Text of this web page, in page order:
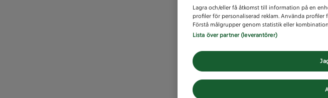
Lagra och/eller få åtkomst till information på en
profiler för personaliserad reklam. Använda profiler
Förstå målgrupper genom statistik eller
Lista över partner (leverantörer)